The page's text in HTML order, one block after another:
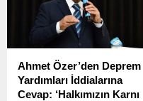
dikkat çeken açıklamalarda
bulundu.
Ahmet Özer’den Deprem
Yardımları İddialarına
Cevap: ‘Halkımızın Karnı